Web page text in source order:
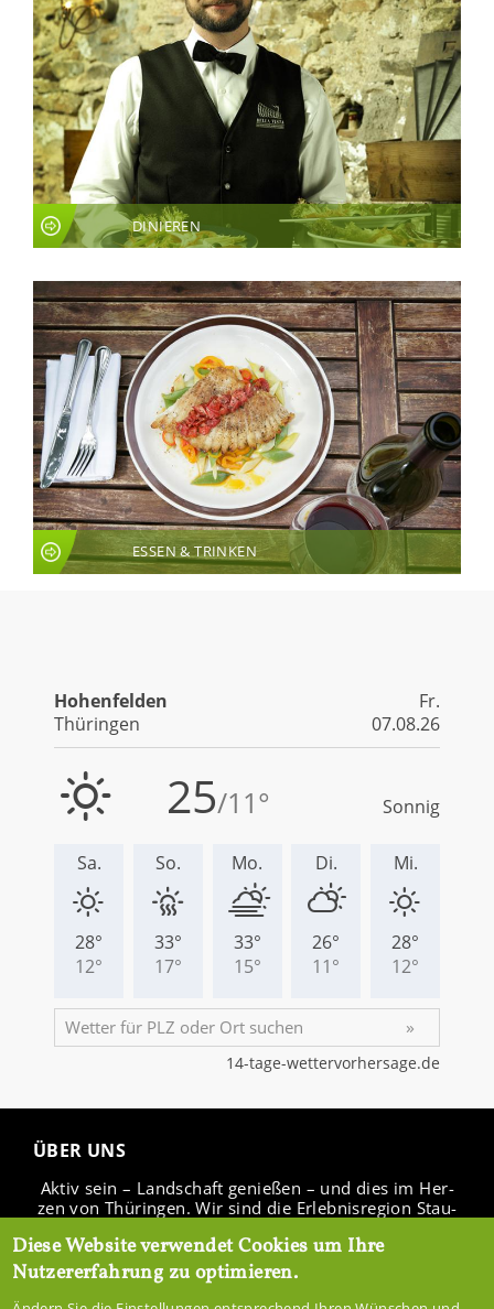
DINIEREN
ESSEN & TRINKEN
ÜBER UNS
Aktiv sein – Land­schaft ge­nie­ßen – und dies im Her­
zen von Thü­rin­gen. Wir sind die Er­leb­nis­re­gi­on Stau­
Diese Website verwendet Cookies um Ihre
Nutzererfahrung zu optimieren.